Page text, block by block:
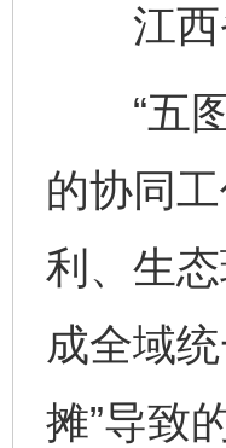
江西省
“五图
的协同
利、生
成全域
摊”导致